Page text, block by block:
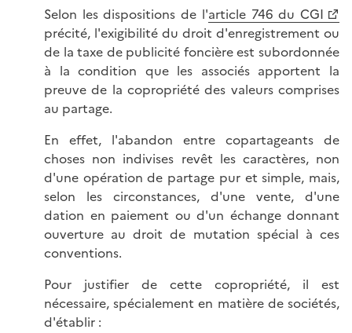
Selon les dispositions de l'article 746 du CGI
précité, l'exigibilité du droit d'enregistrement ou
de la taxe de publicité foncière est subordonnée
à la condition que les associés apportent la
preuve de la copropriété des valeurs comprises
au partage.
En effet, l'abandon entre copartageants de
choses non indivises revêt les caractères, non
d'une opération de partage pur et simple, mais,
selon les circonstances, d'une vente, d'une
dation en paiement ou d'un échange donnant
ouverture au droit de mutation spécial à ces
conventions.
Pour justifier de cette copropriété, il est
nécessaire, spécialement en matière de sociétés,
d'établir :